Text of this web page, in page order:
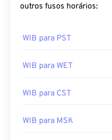
outros fusos horários:
WIB para PST
WIB para WET
WIB para CST
WIB para MSK